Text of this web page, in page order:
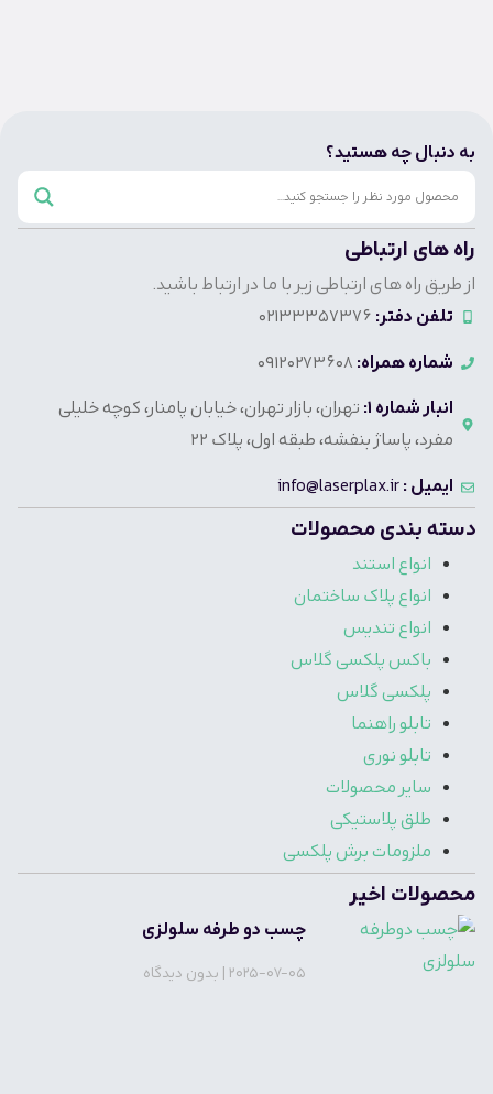
به دنبال چه هستید؟
راه های ارتباطی
از طریق راه های ارتباطی زیر با ما در ارتباط باشید.
تلفن دفتر: 02133357376
شماره همراه: 09120273608
انبار شماره 1:
تهران، بازار تهران، خیابان پامنار، کوچه خلیلی
مفرد، پاساژ بنفشه، طبقه اول، پلاک 22
ایمیل :info@laserplax.ir
دسته بندی محصولات
انواع استند
انواع پلاک ساختمان
انواع تندیس
باکس پلکسی گلاس
پلکسی گلاس
تابلو راهنما
تابلو نوری
سایر محصولات
طلق پلاستیکی
ملزومات برش پلکسی
محصولات اخیر
چسب دو طرفه سلولزی
2025-07-05 بدون دیدگاه